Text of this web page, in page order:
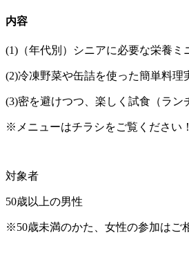
内容
(1)（年代別）シニアに必要な栄養ミ
(2)冷凍野菜や缶詰を使った簡単料理
(3)密を避けつつ、楽しく試食（ラン
※メニューはチラシをご覧ください！
対象者
50歳以上の男性
※50歳未満のかた、女性の参加はご